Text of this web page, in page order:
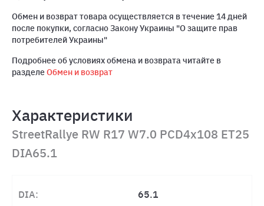
Обмен и возврат товара осуществляется в течение 14 дней
после покупки, согласно Закону Украины "О защите прав
потребителей Украины"
Подробнее об условиях обмена и возврата читайте в
разделеОбмен и возврат
Характеристики
StreetRallye RW R17 W7.0 PCD4x108 ET25
DIA65.1
DIA: 65.1